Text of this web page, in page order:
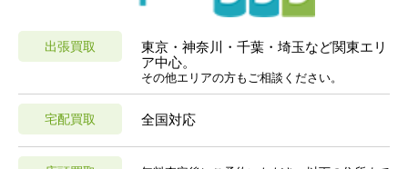
出張買取
東京・神奈川・千葉・埼玉など関東エリ
ア中心。
その他エリアの方もご相談ください。
宅配買取 全国対応